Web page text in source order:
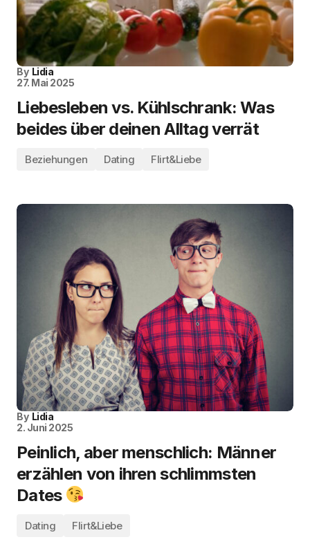
By Lidia
27. Mai 2025
Liebesleben vs. Kühlschrank: Was
beides über deinen Alltag verrät
Beziehungen Dating Flirt&Liebe
By Lidia
2. Juni 2025
Peinlich, aber menschlich: Männer
erzählen von ihren schlimmsten
Dates
Dating Flirt&Liebe